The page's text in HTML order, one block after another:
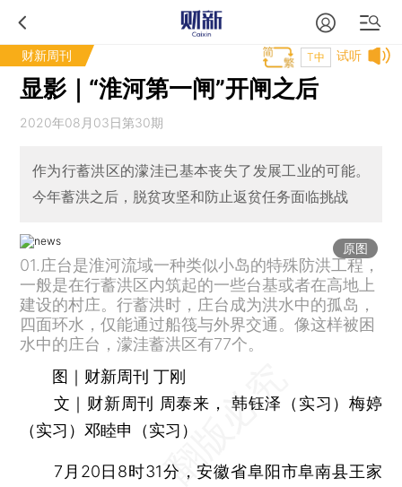
财新周刊 试听
T中
显影｜“淮河第一闸”开闸之后
2020年08月03日第30期
作为行蓄洪区的濛洼已基本丧失了发展工业的可能。
今年蓄洪之后，脱贫攻坚和防止返贫任务面临挑战
原图
01.庄台是淮河流域一种类似小岛的特殊防洪工程，
一般是在行蓄洪区内筑起的一些台基或者在高地上
建设的村庄。行蓄洪时，庄台成为洪水中的孤岛，
四面环水，仅能通过船筏与外界交通。像这样被困
水中的庄台，濛洼蓄洪区有77个。
图｜财新周刊 丁刚
文｜财新周刊 周泰来， 韩钰泽（实习）梅婷
（实习）邓睦申（实习）
7月20日8时31分，安徽省阜阳市阜南县王家